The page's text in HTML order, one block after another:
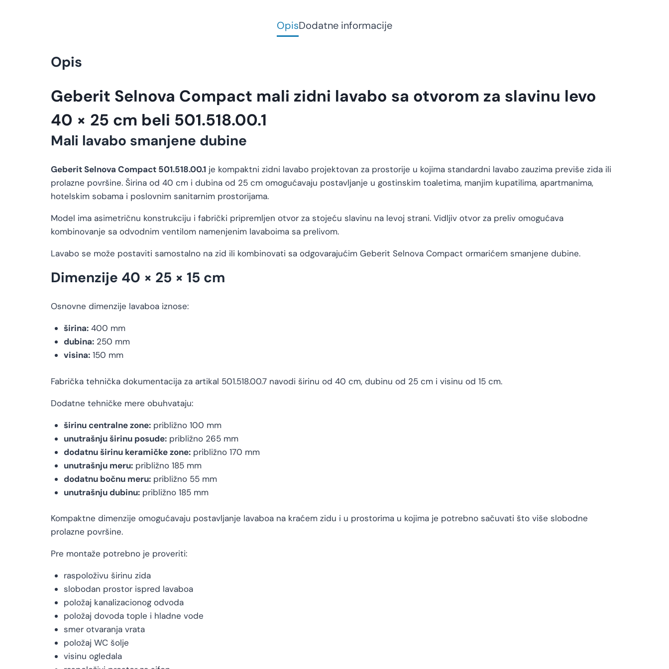
OpisDodatne informacije
Opis
Geberit Selnova Compact mali zidni lavabo sa otvorom za slavinu levo
40 × 25 cm beli 501.518.00.1
Mali lavabo smanjene dubine
Geberit Selnova Compact 501.518.00.1 je kompaktni zidni lavabo projektovan za prostorije u kojima standardni lavabo zauzima previše zida ili
prolazne površine. Širina od 40 cm i dubina od 25 cm omogućavaju postavljanje u gostinskim toaletima, manjim kupatilima, apartmanima,
hotelskim sobama i poslovnim sanitarnim prostorijama.
Model ima asimetričnu konstrukciju i fabrički pripremljen otvor za stojeću slavinu na levoj strani. Vidljiv otvor za preliv omogućava
kombinovanje sa odvodnim ventilom namenjenim lavaboima sa prelivom.
Lavabo se može postaviti samostalno na zid ili kombinovati sa odgovarajućim Geberit Selnova Compact ormarićem smanjene dubine.
Dimenzije 40 × 25 × 15 cm
Osnovne dimenzije lavaboa iznose:
širina:400 mm
dubina:250 mm
visina:150 mm
Fabrička tehnička dokumentacija za artikal 501.518.00.7 navodi širinu od 40 cm, dubinu od 25 cm i visinu od 15 cm.
Dodatne tehničke mere obuhvataju:
širinu centralne zone:približno 100 mm
unutrašnju širinu posude:približno 265 mm
dodatnu širinu keramičke zone:približno 170 mm
unutrašnju meru:približno 185 mm
dodatnu bočnu meru:približno 55 mm
unutrašnju dubinu:približno 185 mm
Kompaktne dimenzije omogućavaju postavljanje lavaboa na kraćem zidu i u prostorima u kojima je potrebno sačuvati što više slobodne
prolazne površine.
Pre montaže potrebno je proveriti:
raspoloživu širinu zida
slobodan prostor ispred lavaboa
položaj kanalizacionog odvoda
položaj dovoda tople i hladne vode
smer otvaranja vrata
položaj WC šolje
visinu ogledala